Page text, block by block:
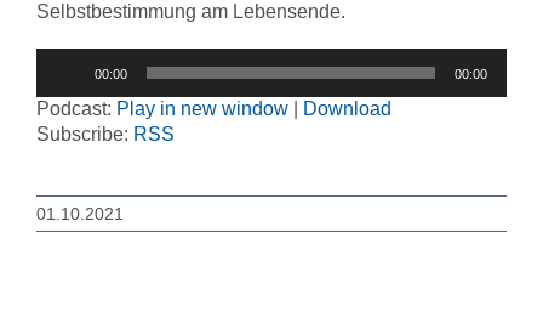
Selbstbestimmung am Lebensende.
00:00 00:00
Podcast: Play in new window
Download
Subscribe: RSS
01.10.2021